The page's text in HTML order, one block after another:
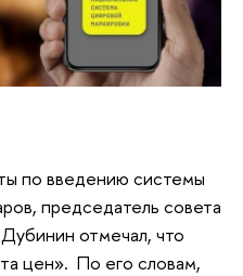
по введению системы
председатель совета
отмечал, что
цен». По его словам,